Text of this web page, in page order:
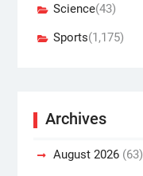
Science(43)
Sports(1,175)
Archives
August 2026(63)